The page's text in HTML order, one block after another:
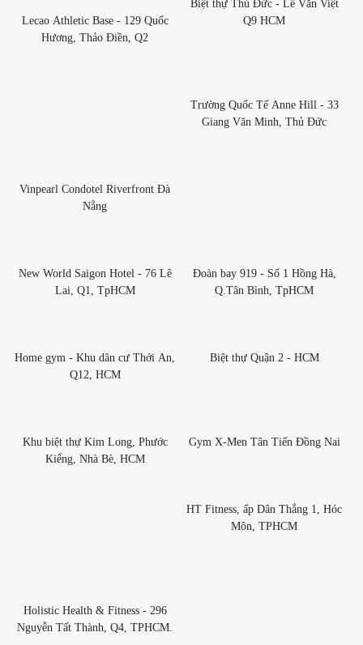
Lecao Athletic Base - 129 Quốc
Hương, Thảo Điền, Q2
Biệt thự Thủ Đức - Lê Văn Việt
Q9 HCM
Trường Quốc Tế Anne Hill - 33
Giang Văn Minh, Thủ Đức
Vinpearl Condotel Riverfront Đà
Nẵng
New World Saigon Hotel - 76 Lê
Lai, Q1, TpHCM
Đoàn bay 919 - Số 1 Hồng Hà,
Q.Tân Bình, TpHCM
Home gym - Khu dân cư Thới An,
Q12, HCM
Biệt thự Quận 2 - HCM
Khu biệt thự Kim Long, Phước
Kiểng, Nhà Bè, HCM
Gym X-Men Tân Tiến Đồng Nai
HT Fitness, ấp Dân Thắng 1, Hóc
Môn, TPHCM
Holistic Health & Fitness - 296
Nguyễn Tất Thành, Q4, TPHCM.